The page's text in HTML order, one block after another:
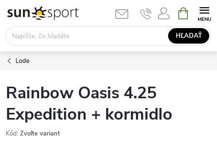
obsah
HĽADAŤ
KOŠÍK
Lode
Rainbow Oasis 4.25
Expedition + kormidlo
Kód: Zvoľte variant